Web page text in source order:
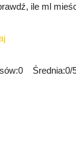
ile ml
Średnia:0/